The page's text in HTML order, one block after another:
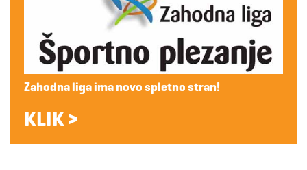
Zahodna liga ima novo spletno stran!
KLIK >